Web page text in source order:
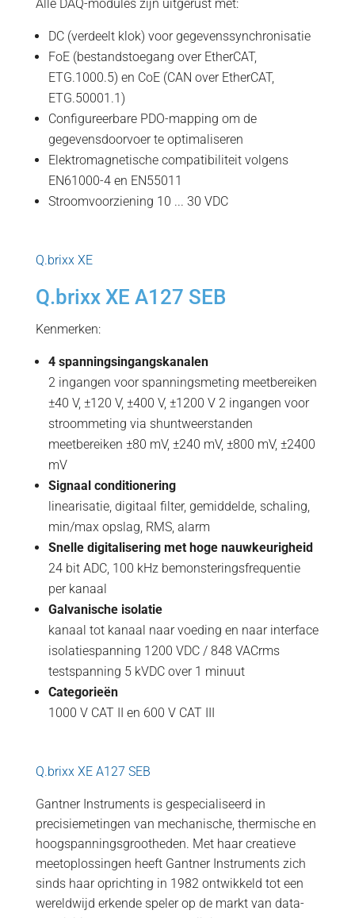
Alle DAQ-modules zijn uitgerust met:
DC (verdeelt klok) voor gegevenssynchronisatie
FoE (bestandstoegang over EtherCAT,
ETG.1000.5) en CoE (CAN over EtherCAT,
ETG.50001.1)
Configureerbare PDO-mapping om de
gegevensdoorvoer te optimaliseren
Elektromagnetische compatibiliteit volgens
EN61000-4 en EN55011
Stroomvoorziening 10 ... 30 VDC
Q.brixx XE
Q.brixx XE A127 SEB
Kenmerken:
4 spanningsingangskanalen
2 ingangen voor spanningsmeting meetbereiken
±40 V, ±120 V, ±400 V, ±1200 V 2 ingangen voor
stroommeting via shuntweerstanden
meetbereiken ±80 mV, ±240 mV, ±800 mV, ±2400
mV
Signaal conditionering
linearisatie, digitaal filter, gemiddelde, schaling,
min/max opslag, RMS, alarm
Snelle digitalisering met hoge nauwkeurigheid
24 bit ADC, 100 kHz bemonsteringsfrequentie
per kanaal
Galvanische isolatie
kanaal tot kanaal naar voeding en naar interface
isolatiespanning 1200 VDC / 848 VACrms
testspanning 5 kVDC over 1 minuut
Categorieën
1000 V CAT II en 600 V CAT III
Q.brixx XE A127 SEB
Gantner Instruments is gespecialiseerd in
precisiemetingen van mechanische, thermische en
hoogspanningsgrootheden. Met haar creatieve
meetoplossingen heeft Gantner Instruments zich
sinds haar oprichting in 1982 ontwikkeld tot een
wereldwijd erkende speler op de markt van data-